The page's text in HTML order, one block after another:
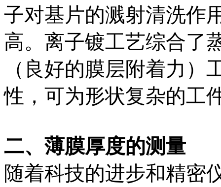
子对基片的溅射清洗作
高。离子镀工艺综合了
（良好的膜层附着力
性，可为形状复杂的工
二、薄膜厚度的测量
随着科技的进步和精密